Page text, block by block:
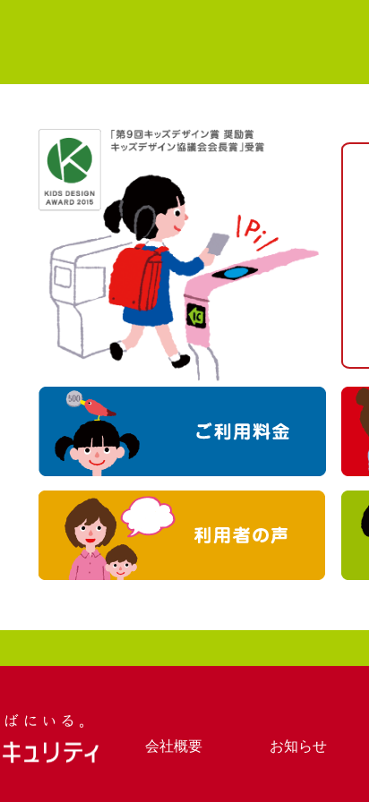
会社概要 お知らせ